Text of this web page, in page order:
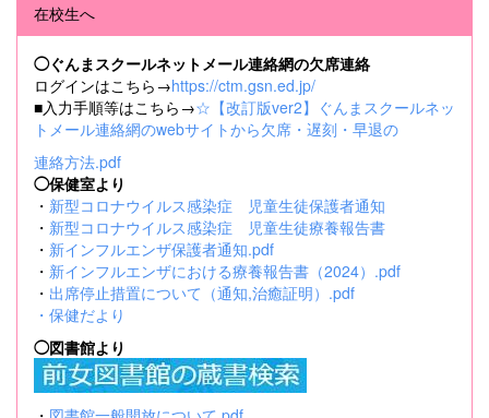
在校生へ
◯ぐんまスクールネットメール連絡網の欠席連絡
ログインはこちら→https://ctm.gsn.ed.jp/
■入力手順等はこちら→☆【改訂版ver2】ぐんまスクールネッ
トメール連絡網のwebサイトから欠席・遅刻・早退の
連絡方法.pdf
◯保健室より
・ 新型コロナウイルス感染症 児童生徒保護者通知
・ 新型コロナウイルス感染症 児童生徒療養報告書
・ 新インフルエンザ保護者通知.pdf
・ 新インフルエンザにおける療養報告書（2024）.pdf
・ 出席停止措置について（通知,治癒証明）.pdf
・ 保健だより
◯図書館より